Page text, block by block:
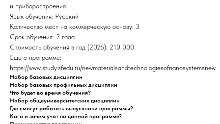
и приборостроения
Язык обучения: Русский
Количество мест на коммерческую основу: 3
Срок обучения: 2 года
Стоимость обучения в год (2026): 210 000
Еще о программе:
https://www.study.sfedu.ru/newmaterialsandtechnologiesofnanosystemsnew
Набор базовых дисциплин
Набор базовых профильных дисциплин
Что будет во время обучения?
Набор общеуниверситетских дисциплин
Где смогут работать выпускники программы?
Кого и зачем учат по данной программе?